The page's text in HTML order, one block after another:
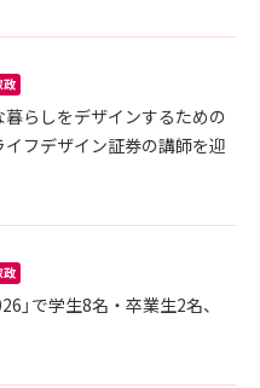
政
暮らしをデザインするための
イフデザイン証券の講師を迎
政
」で学生8名・卒業生2名、